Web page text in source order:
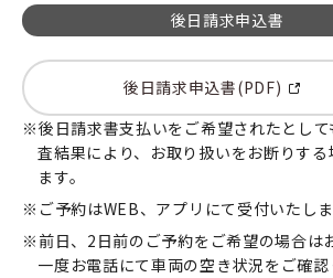
後日請求申込書
後日請求申込書(PDF)
後日請求書支払いをご希望されたとし
査結果により、お取り扱いをお断りする
ます。
ご予約はWEB、アプリにて受付いたしま
前日、2日前のご予約をご希望の場合は
一度お電話にて車両の空き状況をご確認